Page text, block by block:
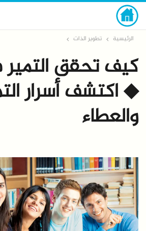
الرئيسية تطوير الذات
كيف تحقق التمير
◆ اكتشف أسرار
والعطاء